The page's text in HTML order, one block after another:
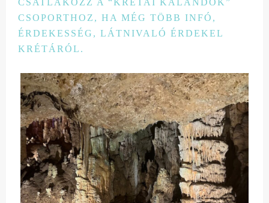
CSATLAKOZZ A “KRÉTAI KALANDOK”
CSOPORTHOZ, HA MÉG TÖBB INFÓ,
ÉRDEKESSÉG, LÁTNIVALÓ ÉRDEKEL
KRÉTÁRÓL.